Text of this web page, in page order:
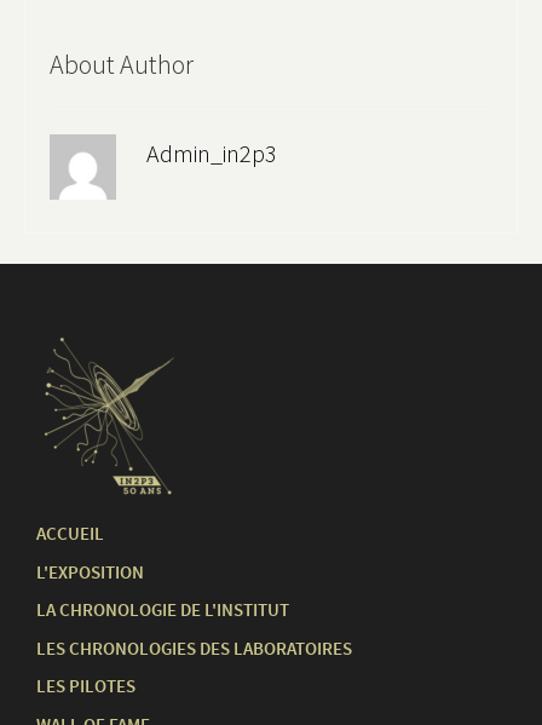
About Author
Admin_in2p3
ACCUEIL
L'EXPOSITION
LA CHRONOLOGIE DE L'INSTITUT
LES CHRONOLOGIES DES LABORATOIRES
LES PILOTES